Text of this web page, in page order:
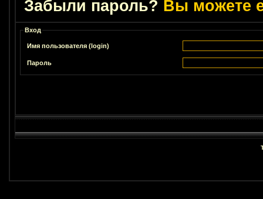
Забыли пароль? Вы можете
Вход
Имя пользователя (login)
Пароль